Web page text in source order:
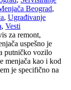
Beograd,
, Ugrađivanje
, Vesti
za remont,
uspešno je
putničko vozilo
menjača kao i kod
je specifično na